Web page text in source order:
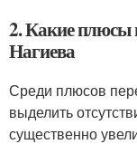
2. Какие плюсы
Нагиева
Среди плюсов
выделить
существенно